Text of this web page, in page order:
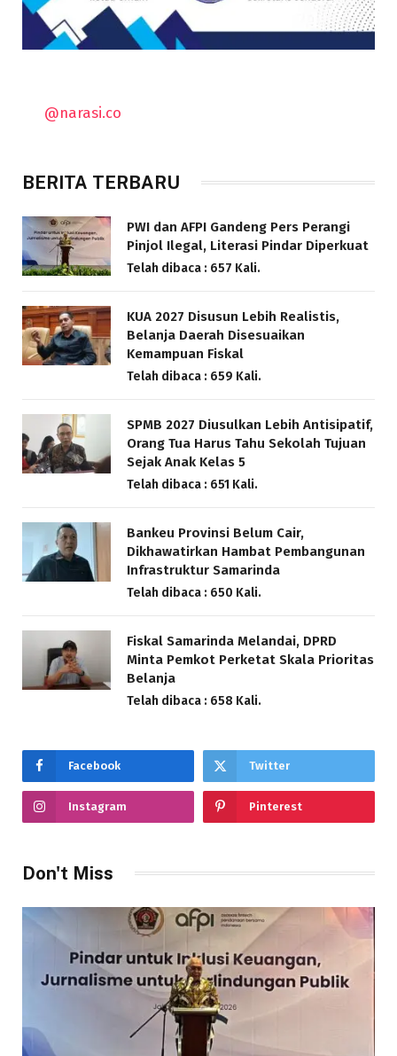
@narasi.co
BERITA TERBARU
PWI dan AFPI Gandeng Pers Perangi
Pinjol Ilegal, Literasi Pindar Diperkuat
Telah dibaca : 657 Kali.
KUA 2027 Disusun Lebih Realistis,
Belanja Daerah Disesuaikan
Kemampuan Fiskal
Telah dibaca : 659 Kali.
SPMB 2027 Diusulkan Lebih Antisipatif,
Orang Tua Harus Tahu Sekolah Tujuan
Sejak Anak Kelas 5
Telah dibaca : 651 Kali.
Bankeu Provinsi Belum Cair,
Dikhawatirkan Hambat Pembangunan
Infrastruktur Samarinda
Telah dibaca : 650 Kali.
Fiskal Samarinda Melandai, DPRD
Minta Pemkot Perketat Skala Prioritas
Belanja
Telah dibaca : 658 Kali.
Facebook Twitter
Instagram Pinterest
Don't Miss